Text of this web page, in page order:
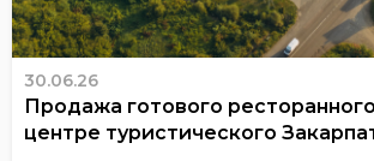
30.06.26
Продажа готового
центре туристического